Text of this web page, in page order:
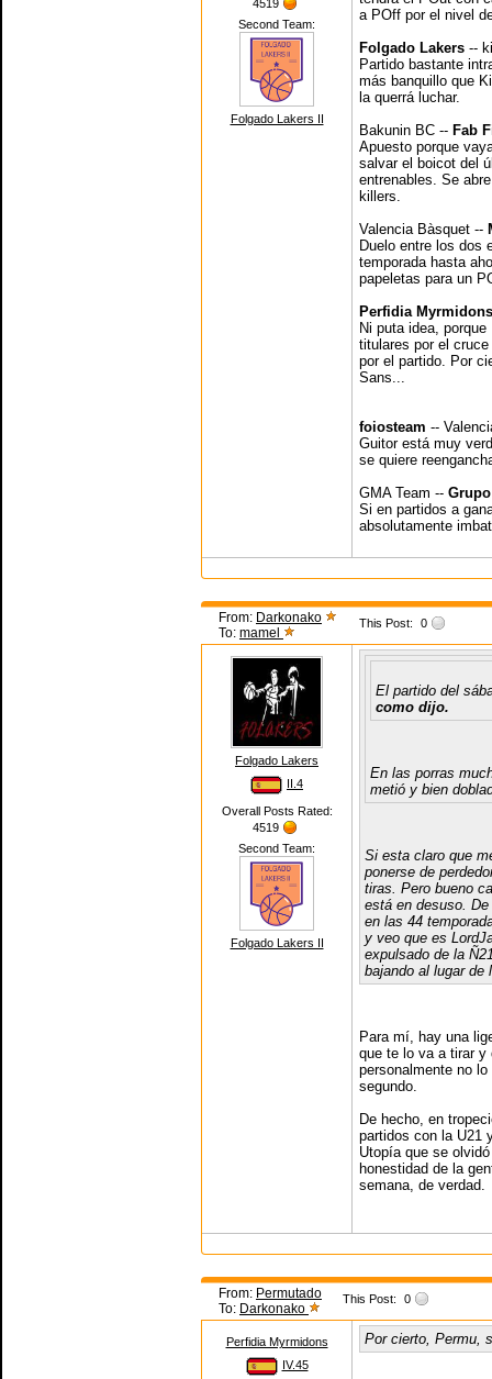
4519
Second Team:
Folgado Lakers II
a POff por el nivel
Folgado Lakers --
Partido bastante
más banquillo que
la querrá luchar.
Bakunin BC -- Fab
Apuesto porque
salvar el boicot del
entrenables. Se
killers.
Valencia Bàsquet --
Duelo entre los dos
temporada hasta
papeletas para un
Perfidia Myrmidons
Ni puta idea,
titulares por el
por el partido. Por
Sans...
foiosteam --
Guitor está muy
se quiere
GMA Team --
Si en partidos a
absolutamente
From: Darkonako
To: mamel
This Post: 0
Folgado Lakers
II.4
Overall Posts Rated:
4519
Second Team:
Folgado Lakers II
El partido del
como dijo.
En las porras
metió y bien
Si esta claro que
ponerse de
tiras. Pero bueno
está en desuso.
en las 44
y veo que es
expulsado de la
bajando al lugar de
Para mí, hay una
que te lo va a tirar y
personalmente no
segundo.
De hecho, en
partidos con la U21
Utopía que se
honestidad de la
semana, de verdad.
From: Permutado
To: Darkonako
This Post: 0
Perfidia Myrmidons
IV.45
Por cierto, Permu,